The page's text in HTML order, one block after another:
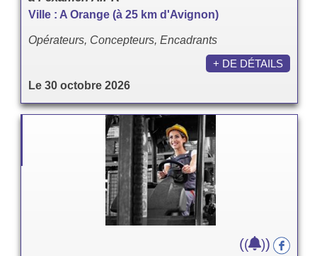
Ville : A Orange (à 25 km d'Avignon)
Opérateurs, Concepteurs, Encadrants
Le 30 octobre 2026
+ DE DÉTAILS
(( ))